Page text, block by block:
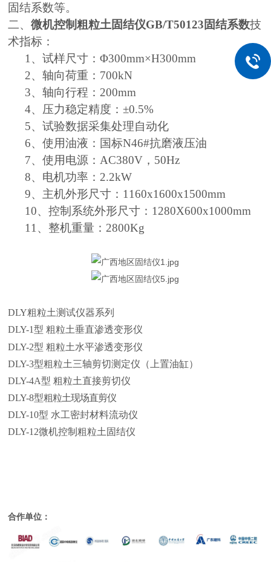
固结系数等。
二、微机控制粗粒土固结仪GB/T50123固结系数技
术指标：
1 、试样尺寸：Φ300mm×H300mm
2、轴向荷重： 700kN
3、轴向行程： 200mm
4、压力稳定精度：±0.5%
5、试验数据采集处理自动化
6、使用油液：国标N46#抗磨液压油
7、使用电源： AC380V ， 50Hz
8、电机功率： 2.2kW
9、主机外形尺寸： 1160x1600x1500mm
10、控制系统外形尺寸： 1280X600x1000mm
11 、整机重量： 2800Kg
DLY粗粒土测试仪器系列
DLY-1型 粗粒土垂直渗透变形仪
DLY-2型 粗粒土水平渗透变形仪
DLY-3型粗粒土三轴剪切测定仪（上置油缸）
DLY-4A型 粗粒土直接剪切仪
DLY-8型粗粒土现场直剪仪
DLY-10型 水工密封材料流动仪
DLY-12微机控制粗粒土固结仪
合作单位：